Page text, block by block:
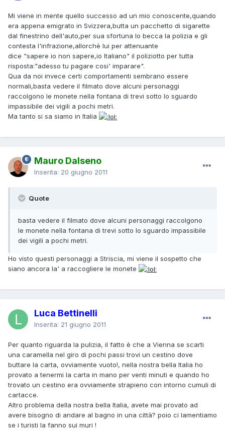
Mi viene in mente quello successo ad un mio conoscente,quando
era appena emigrato in Svizzera,butta un pacchetto di sigarette
dal finestrino dell'auto,per sua sfortuna lo becca la polizia e gli
contesta l'infrazione,allorchè lui per attenuante
dice "sapere io non sapere,io Italiano" il poliziotto per tutta
risposta:"adesso tu pagare cosi' imparare".
Qua da noi invece certi comportamenti sembrano essere
normali,basta vedere il filmato dove alcuni personaggi
raccolgono le monete nella fontana di trevi sotto lo sguardo
impassibile dei vigili a pochi metri.
Ma tanto si sa siamo in Italia
Mauro Dalseno
Inserita: 20 giugno 2011
Quote
basta vedere il filmato dove alcuni personaggi raccolgono
le monete nella fontana di trevi sotto lo sguardo impassibile
dei vigili a pochi metri.
Ho visto questi personaggi a Striscia, mi viene il sospetto che
siano ancora la' a raccogliere le monete
Luca Bettinelli
Inserita: 21 giugno 2011
Per quanto riguarda la pulizia, il fatto è che a Vienna se scarti
una caramella nel giro di pochi passi trovi un cestino dove
buttare la carta, ovviamente vuoto!, nella nostra bella Italia ho
provato a tenermi la carta in mano per venti minuti e quando ho
trovato un cestino era ovviamente strapieno con intorno cumuli di
cartacce.
Altro problema della nostra bella Italia, avete mai provato ad
avere bisogno di andare al bagno in una città? poio ci lamentiamo
se i turisti la fanno sui muri !